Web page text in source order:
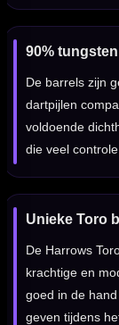
90% tungsten
De barrels zijn
dartpijlen
voldoende
die veel
Unieke Toro
De Harrows
krachtige en
goed in de
geven tijdens